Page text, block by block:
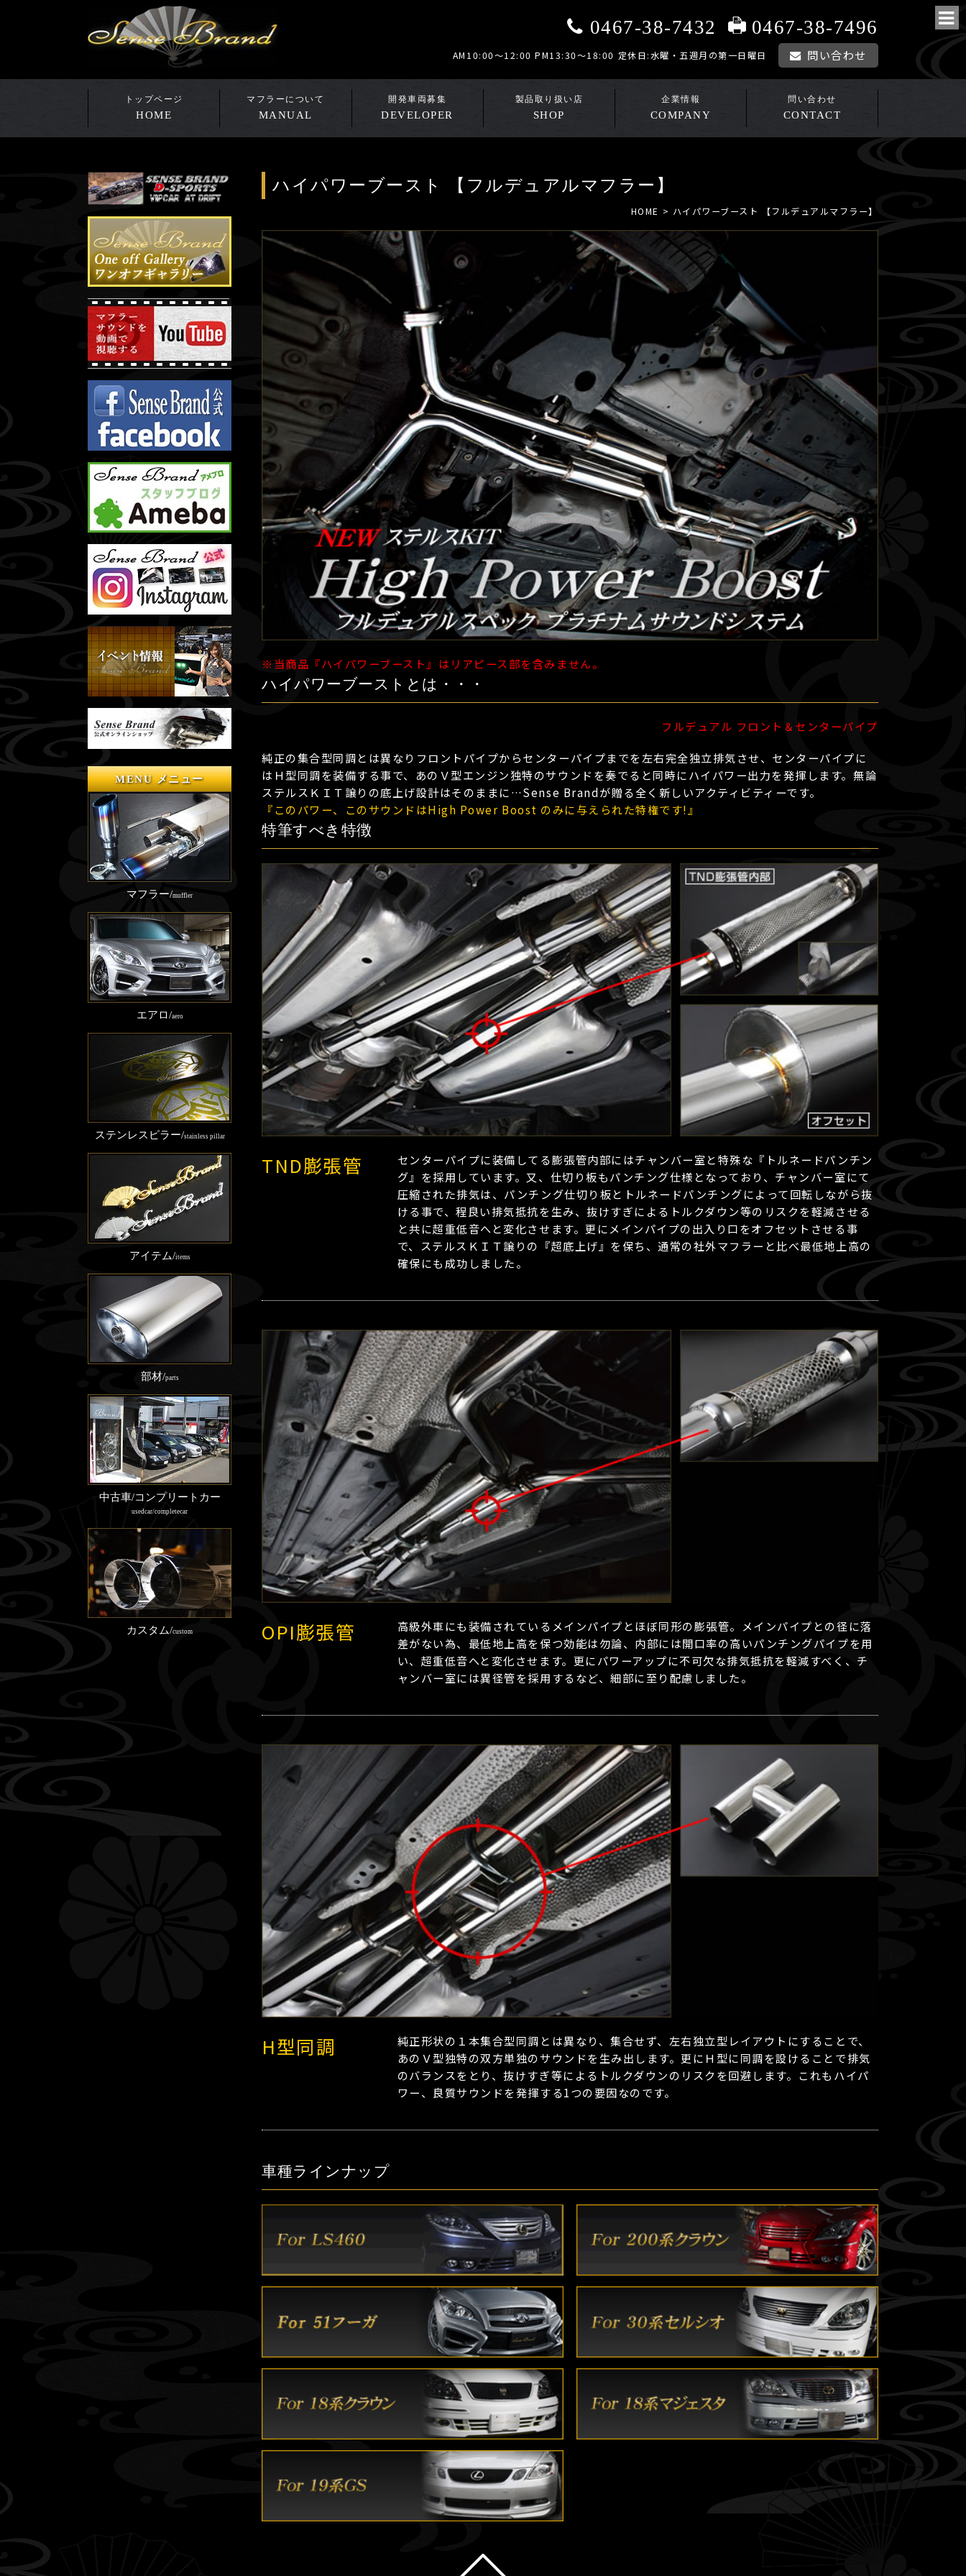
0467-38-7432 0467-38-7496
AM10:00～12:00 PM13:30～18:00 定休日:水曜・五週月の第一日曜日 問い合わせ
HOME MANUAL DEVELOPER SHOP COMPANY CONTACT
ハイパワーブースト 【フルデュアルマフラー】
HOME > ハイパワーブースト 【フルデュアルマフラー】
※当商品『ハイパワーブースト』はリアピース部を含みません。
ハイパワーブーストとは・・・
フルデュアル フロント＆センターパイプ
純正の集合型同調とは異なりフロントパイプからセンターパイプまでを左右完全独立排気させ、センターパイプに
はＨ型同調を装備する事で、あのＶ型エンジン独特のサウンドを奏でると同時にハイパワー出力を発揮します。無論
ステルスＫＩＴ譲りの底上げ設計はそのままに…Sense Brandが贈る全く新しいアクティビティーです。
『このパワー、このサウンドはHigh Power Boost のみに与えられた特権です!』
特筆すべき特徴
TND膨張管
センターパイプに装備してる膨張管内部にはチャンバー室と特殊な『トルネードパンチン
グ』を採用しています。又、仕切り板もパンチング仕様となっており、チャンバー室にて
圧縮された排気は、パンチング仕切り板とトルネードパンチングによって回転しながら抜
ける事で、程良い排気抵抗を生み、抜けすぎによるトルクダウン等のリスクを軽減させる
と共に超重低音へと変化させます。更にメインパイプの出入り口をオフセットさせる事
で、ステルスＫＩＴ譲りの『超底上げ』を保ち、通常の社外マフラーと比べ最低地上高の
確保にも成功しました。
OPI膨張管
高級外車にも装備されているメインパイプとほぼ同形の膨張管。メインパイプとの径に落
差がない為、最低地上高を保つ効能は勿論、内部には開口率の高いパンチングパイプを用
い、超重低音へと変化させます。更にパワーアップに不可欠な排気抵抗を軽減すべく、チ
ャンバー室には異径管を採用するなど、細部に至り配慮しました。
H型同調
純正形状の１本集合型同調とは異なり、集合せず、左右独立型レイアウトにすることで、
あのＶ型独特の双方単独のサウンドを生み出します。更にＨ型に同調を設けることで排気
のバランスをとり、抜けすぎ等によるトルクダウンのリスクを回避します。これもハイパ
ワー、良質サウンドを発揮する1つの要因なのです。
車種ラインナップ
MENU メニュー
マフラー/muffler
エアロ/aero
ステンレスピラー/stainless pillar
アイテム/items
部材/parts
中古車/コンプリートカー
usedcar/completecar
カスタム/custom